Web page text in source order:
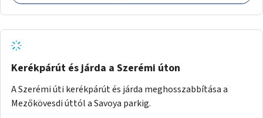
Kerékpárút és járda a Szerémi úton
A Szerémi úti kerékpárút és járda meghosszabbítása a
Mezőkövesdi úttól a Savoya parkig.